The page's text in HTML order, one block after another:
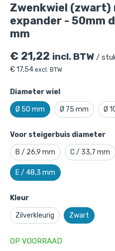
Zwenkwiel (zwart)
expander - 50mm
mm
€ 21,22 incl. BTW /
€17,54 excl. BTW
Diameter wiel
Ø 50 mm Ø 75 mm Ø
Voor steigerbuis diameter
B / 26,9 mm C / 33,7 mm
E / 48,3 mm
Kleur
Zilverkleurig Zwart
OP VOORRAAD
Zwenkwiel (zwart)
- 50mm diameter-E /
aan je winkelmandje